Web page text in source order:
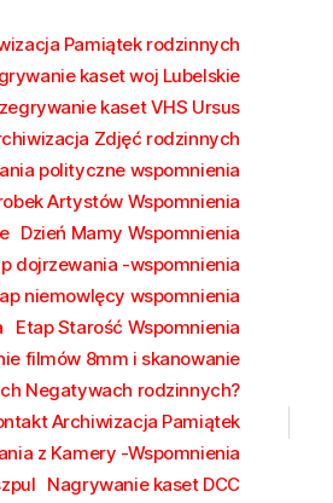
Pamiątek rodzinnych
kaset woj Lubelskie
kaset VHS Ursus
Zdjęć rodzinnych
polityczne wspomnienia
Artystów Wspomnienia
Dzień Mamy Wspomnienia
dojrzewania -wspomnienia
niemowlęcy wspomnienia
Etap Starość Wspomnienia
filmów 8mm i skanowanie
Negatywach rodzinnych?
Archiwizacja Pamiątek
z Kamery -Wspomnienia
Nagrywanie kaset DCC